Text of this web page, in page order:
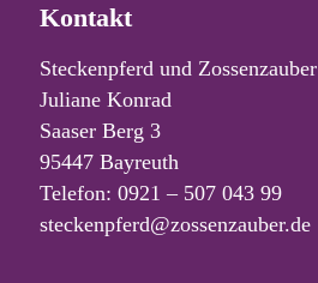
Kontakt
Steckenpferd und Zossenzauber
Juliane Konrad
Saaser Berg 3
95447 Bayreuth
Telefon: 0921 – 507 043 99
steckenpferd@zossenzauber.de